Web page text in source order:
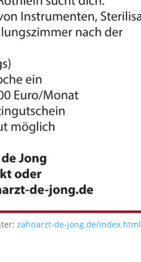
zahnarzt-de-jong.de/index.html